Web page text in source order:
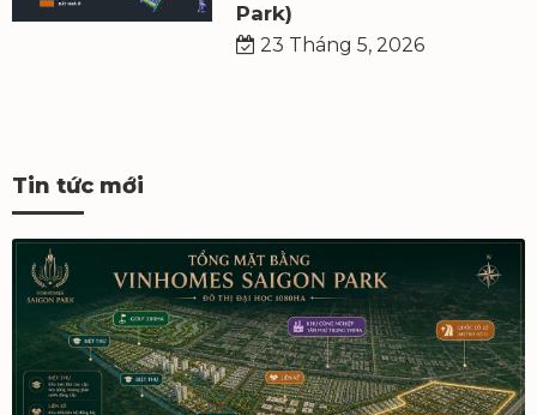
Park)
23 Tháng 5, 2026
Tin tức mới